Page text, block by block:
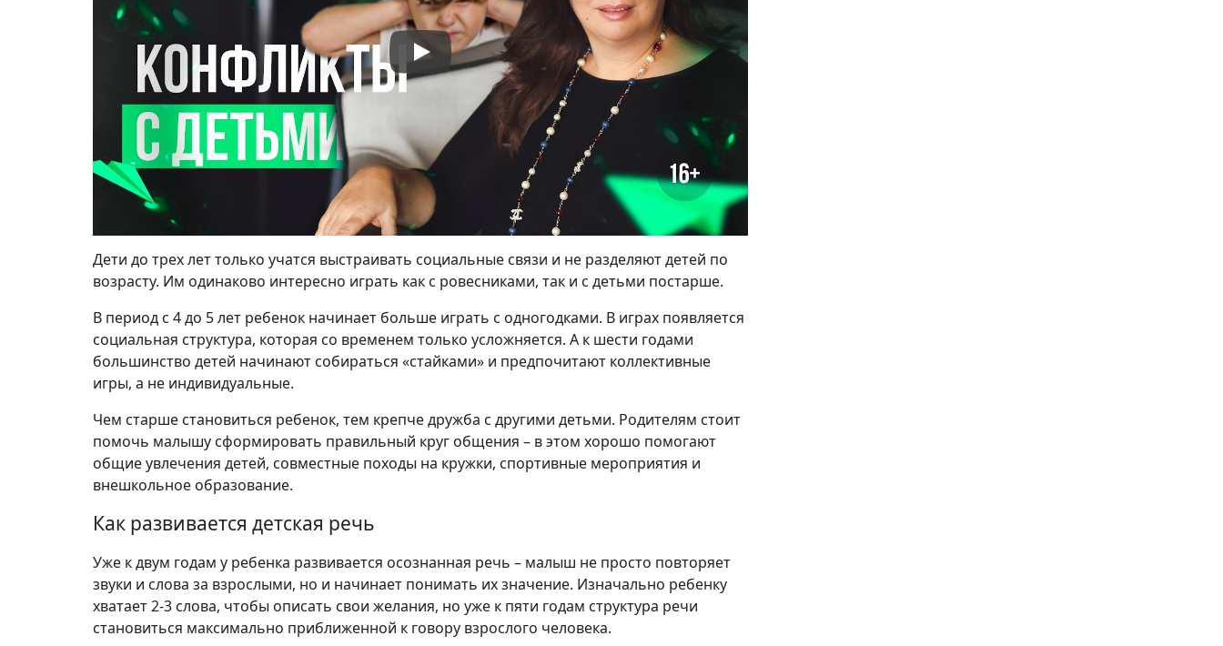
Дети до трех лет только учатся выстраивать социальные связи и не разделяют детей по
возрасту. Им одинаково интересно играть как с ровесниками, так и с детьми постарше.
В период с 4 до 5 лет ребенок начинает больше играть с одногодками. В играх появляется
социальная структура, которая со временем только усложняется. А к шести годами
большинство детей начинают собираться «стайками» и предпочитают коллективные
игры, а не индивидуальные.
Чем старше становиться ребенок, тем крепче дружба с другими детьми. Родителям стоит
помочь малышу сформировать правильный круг общения – в этом хорошо помогают
общие увлечения детей, совместные походы на кружки, спортивные мероприятия и
внешкольное образование.
Как развивается детская речь
Уже к двум годам у ребенка развивается осознанная речь – малыш не просто повторяет
звуки и слова за взрослыми, но и начинает понимать их значение. Изначально ребенку
хватает 2-3 слова, чтобы описать свои желания, но уже к пяти годам структура речи
становиться максимально приближенной к говору взрослого человека.